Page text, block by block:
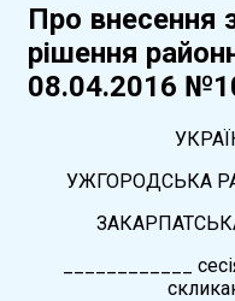
Про внесення
рішення
08.04.2016
УЖГОРОДСЬКА
____________